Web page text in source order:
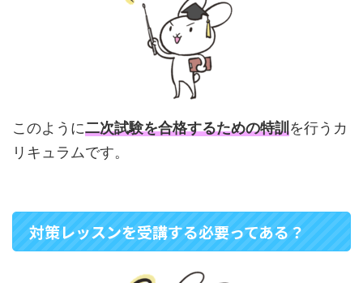
このように二次試験を合格するための特訓を行うカ
リキュラムです。
対策レッスンを受講する必要ってある？